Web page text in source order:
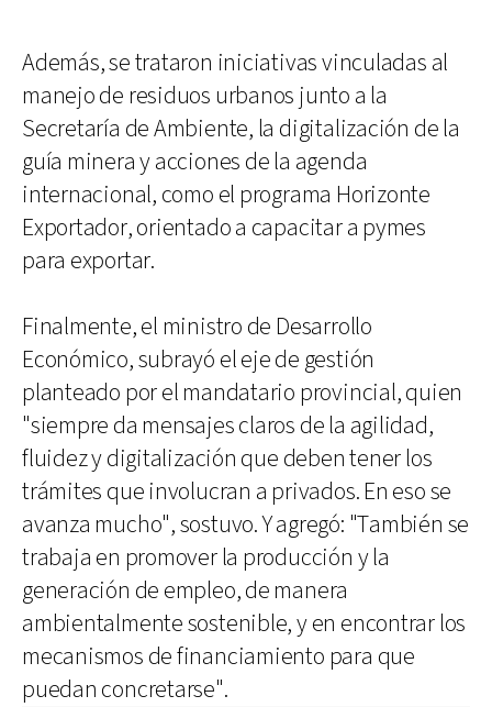
Además, se trataron iniciativas vinculadas al
manejo de residuos urbanos junto a la
Secretaría de Ambiente, la digitalización de la
guía minera y acciones de la agenda
internacional, como el programa Horizonte
Exportador, orientado a capacitar a pymes
para exportar.
Finalmente, el ministro de Desarrollo
Económico, subrayó el eje de gestión
planteado por el mandatario provincial, quien
"siempre da mensajes claros de la agilidad,
fluidez y digitalización que deben tener los
trámites que involucran a privados. En eso se
avanza mucho", sostuvo. Y agregó: "También se
trabaja en promover la producción y la
generación de empleo, de manera
ambientalmente sostenible, y en encontrar los
mecanismos de financiamiento para que
puedan concretarse".